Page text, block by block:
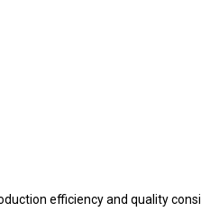
efficiency and quality